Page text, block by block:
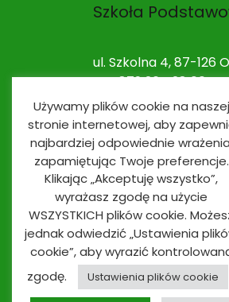
Szkoła
ul. Szkolna 4, 87-126
NIP: 879 264 28 00
Nr rachunku
53 9491 0003 0020
Używamy plików cookie na naszej
stronie internetowej, aby
najbardziej odpowiednie
zapamiętując Twoje preferencje.
Klikając „Akceptuję wszystko”,
wyrażasz zgodę na użycie
WSZYSTKICH plików cookie.
jednak odwiedzić „Ustawienia
cookie”, aby wyrazić
zgodę.
Ustawienia plików cookie